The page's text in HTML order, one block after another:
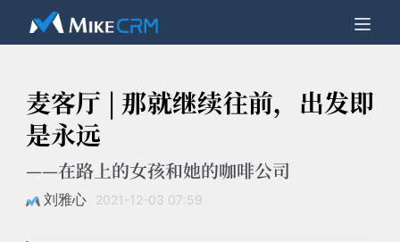
麦客厅 | 那就继续往前，出发即
是永远
——在路上的女孩和她的咖啡公司
刘雅心 2021-12-03 07:59